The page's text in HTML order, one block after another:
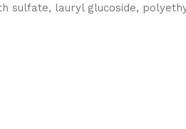
sulfate, lauryl glucoside,